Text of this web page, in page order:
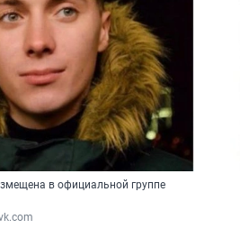
в официальной группе